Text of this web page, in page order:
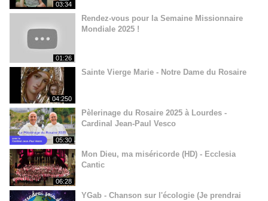
03:34
01:26
Rendez-vous pour la Semaine Missionnaire
Mondiale 2025 !
04:250
Sainte Vierge Marie - Notre Dame du Rosaire
05:30
Pèlerinage du Rosaire 2025 à Lourdes -
Cardinal Jean-Paul Vesco
06:28
Mon Dieu, ma miséricorde (HD) - Ecclesia
Cantic
YGab - Chanson sur l'écologie (Je prendrai